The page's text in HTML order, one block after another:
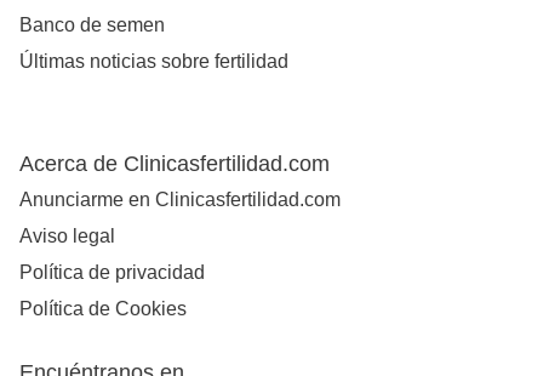
Banco de semen
Últimas noticias sobre fertilidad
Acerca de Clinicasfertilidad.com
Anunciarme en Clinicasfertilidad.com
Aviso legal
Política de privacidad
Política de Cookies